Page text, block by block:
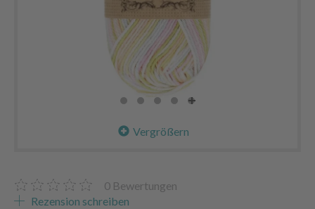
Vergrößern
0 Bewertungen
Rezension schreiben